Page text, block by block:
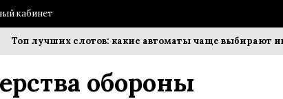
кабинет
Топ лучших слотов: какие автоматы чаще выбирают
обороны